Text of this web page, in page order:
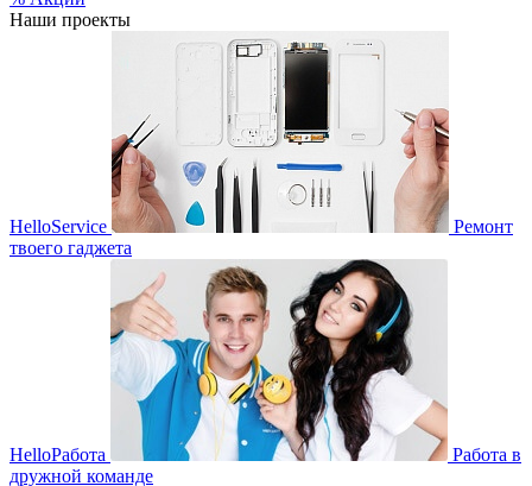
Наши проекты
HelloService
Ремонт
твоего гаджета
HelloРабота
Работа в
дружной команде